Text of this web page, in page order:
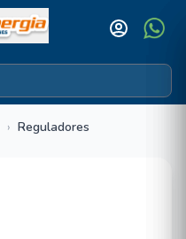
› Reguladores